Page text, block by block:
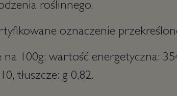
roślinnego.
oznaczenie
100g: wartość energetyczna:
tłuszcze: g 0,82.